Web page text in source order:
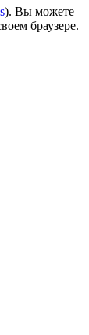
). Вы можете
браузере.